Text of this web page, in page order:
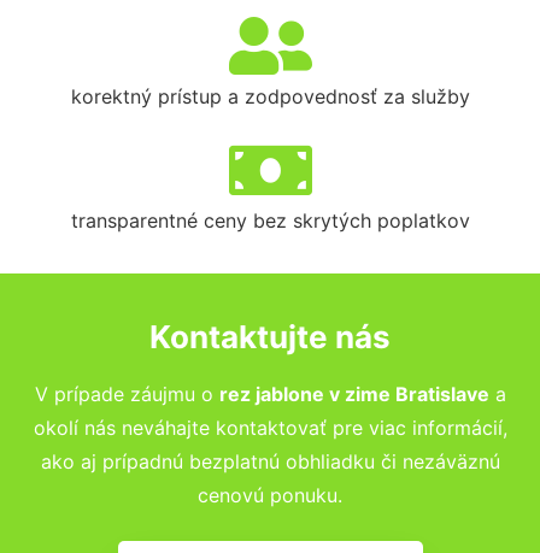
korektný prístup a zodpovednosť za služby
transparentné ceny bez skrytých poplatkov
Kontaktujte nás
V prípade záujmu o rez jablone v zime Bratislave a
okolí nás neváhajte kontaktovať pre viac informácií,
ako aj prípadnú bezplatnú obhliadku či nezáväznú
cenovú ponuku.